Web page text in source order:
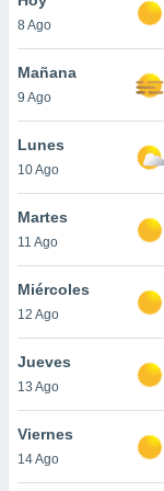
y
en
más
de
8 Ago
Mañana
9 Ago
Lunes
10 Ago
Martes
11 Ago
Miércoles
12 Ago
Jueves
13 Ago
Viernes
14 Ago